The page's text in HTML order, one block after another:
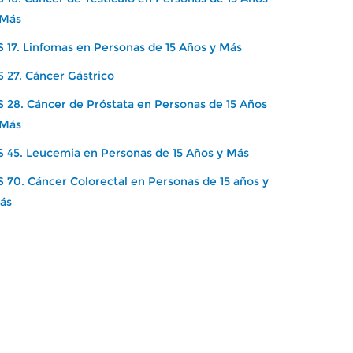
17. Linfomas en Personas de 15 Años y Más
27. Cáncer Gástrico
28. Cáncer de Próstata en Personas de 15 Años
45. Leucemia en Personas de 15 Años y Más
70. Cáncer Colorectal en Personas de 15 años y